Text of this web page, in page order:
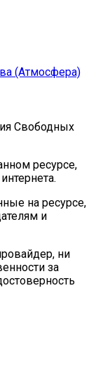
Свободных
ресурсе,
на ресурсе,
и
ни
за